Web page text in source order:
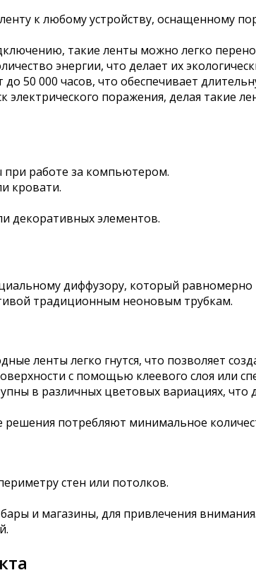
к любому устройству, оснащенному
такие ленты можно легко
энергии, что делает их
50 000 часов, что обеспечивает
поражения, делая такие
при работе за компьютером.
кровати.
декоративных элементов.
диффузору, который
традиционным неоновым трубкам.
ленты легко гнутся, что позволяет
с помощью клеевого слоя или
в различных цветовых вариациях,
потребляют минимальное
стен или потолков.
и магазины, для привлечения внимания.